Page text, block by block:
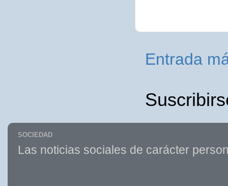
Entrada
SOCIEDAD
Las noticias sociales de carácter